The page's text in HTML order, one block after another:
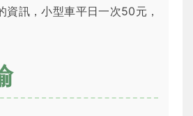
資訊，小型車平日一次50元，